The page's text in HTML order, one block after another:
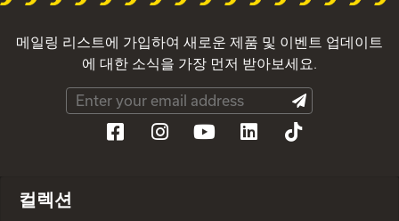
메일링 리스트에 가입하여 새로운 제품 및 이벤트 업데이트
에 대한 소식을 가장 먼저 받아보세요.
컬렉션